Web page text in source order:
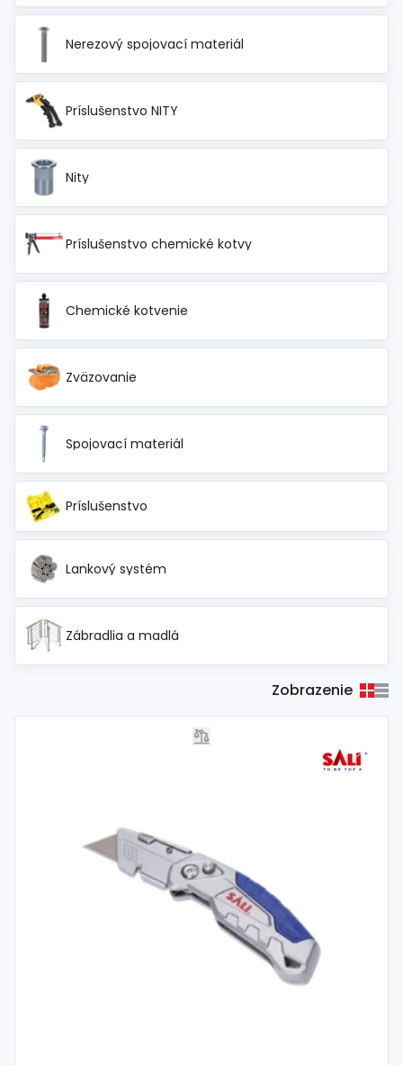
Nerezový spojovací materiál
Príslušenstvo NITY
Nity
Príslušenstvo chemické kotvy
Chemické kotvenie
Zväzovanie
Spojovací materiál
Príslušenstvo
Lankový systém
Zábradlia a madlá
Zobrazenie